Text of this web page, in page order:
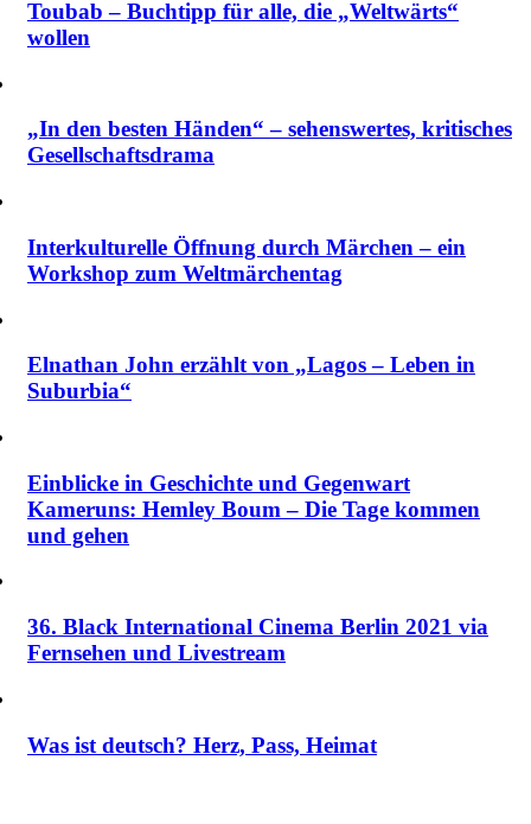
Toubab – Buchtipp für alle, die „Weltwärts“
wollen
„In den besten Händen“ – sehenswertes, kritisches
Gesellschaftsdrama
Interkulturelle Öffnung durch Märchen – ein
Workshop zum Weltmärchentag
Elnathan John erzählt von „Lagos – Leben in
Suburbia“
Einblicke in Geschichte und Gegenwart
Kameruns: Hemley Boum – Die Tage kommen
und gehen
36. Black International Cinema Berlin 2021 via
Fernsehen und Livestream
Was ist deutsch? Herz, Pass, Heimat